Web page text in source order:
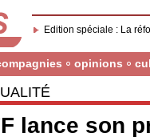
Edition spéciale : La
opinions
lance son